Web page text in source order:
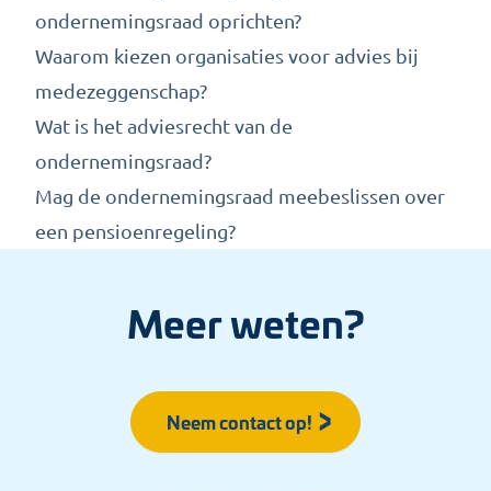
ondernemingsraad oprichten?
Waarom kiezen organisaties voor advies bij
medezeggenschap?
Wat is het adviesrecht van de
ondernemingsraad?
Mag de ondernemingsraad meebeslissen over
een pensioenregeling?
Meer weten?
Neem contact op!